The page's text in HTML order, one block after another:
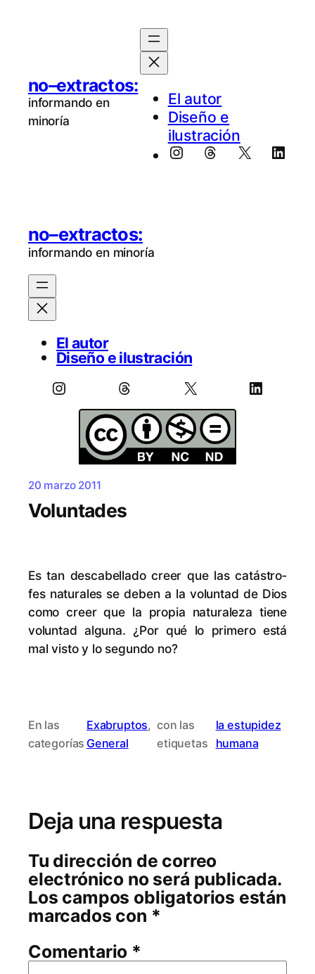
no–extractos:
informando en
minoría
El au­tor
Diseño e
ilustración
Instagram
Threads
X
no–extractos:
informando en minoría
El autor
Diseño e ilustración
Instagram Threads X LinkedIn
20 marzo 2011
Voluntades
Es tan des­ca­be­lla­do creer que las ca­tás­tro­
fes na­tu­ra­les se de­ben a la vo­lun­tad de Dios
co­mo creer que la pro­pia na­tu­ra­le­za tie­ne
vo­lun­tad al­gu­na. ¿Por qué lo pri­me­ro es­tá
mal vis­to y lo se­gun­do no?
En las
categorías
Exabruptos
General
con las
etiquetas
la estupidez
humana
Deja una respuesta
Tu dirección de correo
electrónico no será publicada.
Los campos obligatorios están
marcados con *
Comentario *